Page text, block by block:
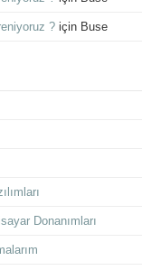
?için Buse
Donanımları